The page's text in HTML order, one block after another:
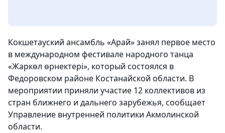
Кокшетауский ансамбль «Арай» занял первое место
в международном фестивале народного танца
«Жаркөл өрнектері», который состоялся в
Федоровском районе Костанайской области. В
мероприятии приняли участие 12 коллективов из
стран ближнего и дальнего зарубежья, сообщает
Управление внутренней политики Акмолинской
области.